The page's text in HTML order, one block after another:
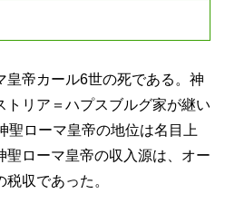
帝カール6世の死である。神
トリア＝ハプスブルグ家が継い
聖ローマ皇帝の地位は名目上
聖ローマ皇帝の収入源は、オー
収であった。